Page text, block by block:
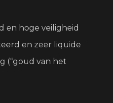
en hoge veiligheid
en zeer liquide
(“goud van het